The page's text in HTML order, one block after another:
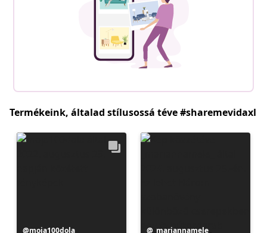
Termékeink, általad stílusossá téve #sharemevidaxl
Bejegyzés
moja100dola
Bejegyzés
_mariannamele_